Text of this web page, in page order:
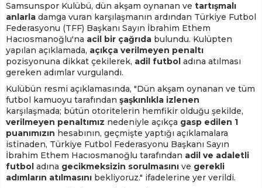
Samsunspor Kulübü, dün akşam oynanan ve tartışmalı
anlarla damga vuran karşılaşmanın ardından Türkiye Futbol
Federasyonu (TFF) Başkanı Sayın İbrahim Ethem
Hacıosmanoğlu'na acil bir çağrıda bulundu. Kulüpten
yapılan açıklamada, açıkça verilmeyen penaltı
pozisyonuna dikkat çekilerek, adil futbol adına atılması
gereken adımlar vurgulandı.
Kulübün resmi açıklamasında, "Dün akşam oynanan ve tüm
futbol kamuoyu tarafından şaşkınlıkla izlenen
karşılaşmada; bütün otoritelerin hemfikir olduğu şekilde,
verilmeyen penaltımız nedeniyle açıkça gasp edilen 1
puanımızın hesabının, geçmişte yaptığı açıklamalara
istinaden, Türkiye Futbol Federasyonu Başkanı Sayın
İbrahim Ethem Hacıosmanoğlu tarafından adil ve adaletli
futbol adına gecikmeksizin sorulmasını ve gerekli
adımların atılmasını bekliyoruz." ifadelerine yer verildi.